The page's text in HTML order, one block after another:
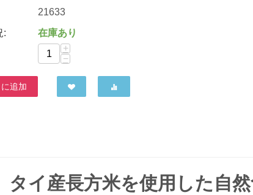
21633
:
在庫あり
+
−
追加
タイ産長方米を使用した自